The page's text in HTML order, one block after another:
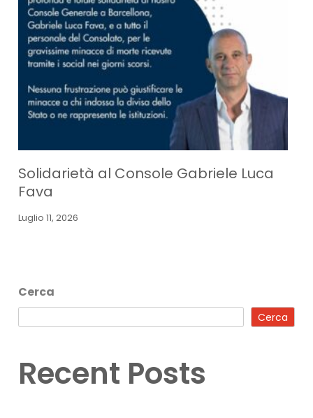
Solidarietà al Console Gabriele Luca
Fava
Luglio 11, 2026
Cerca
Cerca
Recent Posts